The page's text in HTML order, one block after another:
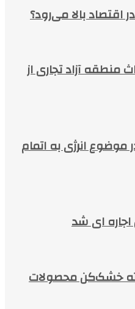
بالا می‌رود؟
آزاد تجاری از
موضوع انرژی به اتمام
ای شد
خشک‌کن محصولات